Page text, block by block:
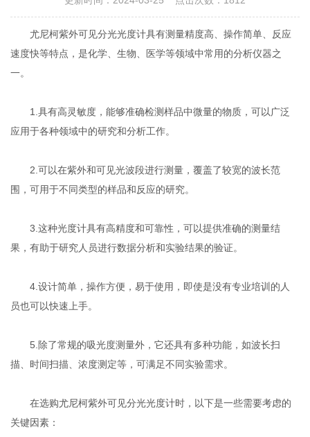
尤尼柯紫外可见分光光度计具有测量精度高、操作简单、反应
速度快等特点，是化学、生物、医学等领域中常用的分析仪器之
一。
1.具有高灵敏度，能够准确检测样品中微量的物质，可以广泛
应用于各种领域中的研究和分析工作。
2.可以在紫外和可见光波段进行测量，覆盖了较宽的波长范
围，可用于不同类型的样品和反应的研究。
3.这种光度计具有高精度和可靠性，可以提供准确的测量结
果，有助于研究人员进行数据分析和实验结果的验证。
4.设计简单，操作方便，易于使用，即使是没有专业培训的人
员也可以快速上手。
5.除了常规的吸光度测量外，它还具有多种功能，如波长扫
描、时间扫描、浓度测定等，可满足不同实验需求。
在选购尤尼柯紫外可见分光光度计时，以下是一些需要考虑的
关键因素：